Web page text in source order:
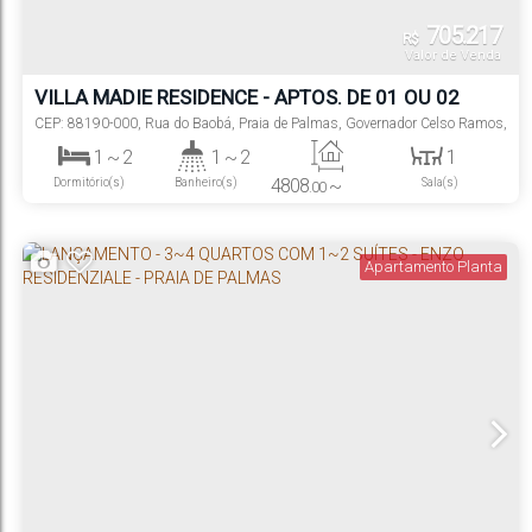
R$ 705.217
Valor de Venda
VILLA MADIE RESIDENCE - APTOS. DE 01 OU 02
QUARTOS NA PRAIA DE PALMAS
CEP: 88190-000, Rua do Baobá, Praia de Palmas, Governador Celso Ramos,
1 ~ 2
Dormitório(s)
1 ~ 2
Banheiro(s)
4808.00~
1
Sala(s)
Total:
5944.00m² Apartamento Planta